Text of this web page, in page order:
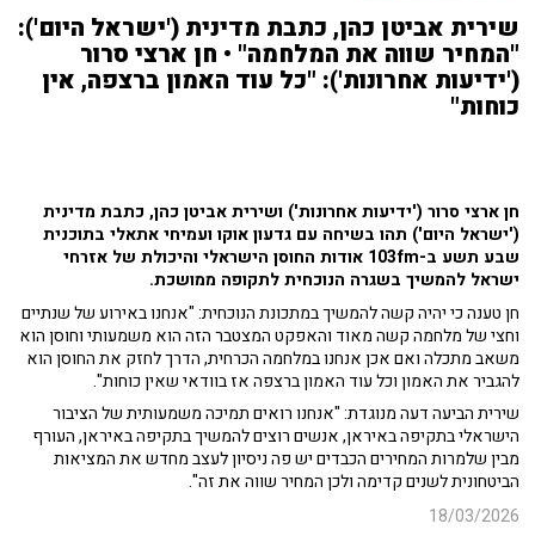
שירית אביטן כהן, כתבת מדינית ('ישראל היום'):
"המחיר שווה את המלחמה" • חן ארצי סרור
('ידיעות אחרונות'): "כל עוד האמון ברצפה, אין
כוחות"
חן ארצי סרור ('ידיעות אחרונות') ושירית אביטן כהן, כתבת מדינית
('ישראל היום') תהו בשיחה עם גדעון אוקו ועמיחי אתאלי בתוכנית
שבע תשע ב-103fm אודות החוסן הישראלי והיכולת של אזרחי
ישראל להמשיך בשגרה הנוכחית לתקופה ממושכת.
חן טענה כי יהיה קשה להמשיך במתכונת הנוכחית: "אנחנו באירוע של שנתיים
וחצי של מלחמה קשה מאוד והאפקט המצטבר הזה הוא משמעותי וחוסן הוא
משאב מתכלה ואם אכן אנחנו במלחמה הכרחית, הדרך לחזק את החוסן הוא
להגביר את האמון וכל עוד האמון ברצפה אז בוודאי שאין כוחות".
שירית הביעה דעה מנוגדת: "אנחנו רואים תמיכה משמעותית של הציבור
הישראלי בתקיפה באיראן, אנשים רוצים להמשיך בתקיפה באיראן, העורף
מבין שלמרות המחירים הכבדים יש פה ניסיון לעצב מחדש את המציאות
הביטחונית לשנים קדימה ולכן המחיר שווה את זה".
18/03/2026